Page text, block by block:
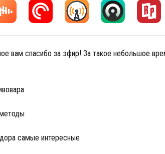
вам спасибо за эфир! За такое небольшое
самые интересные